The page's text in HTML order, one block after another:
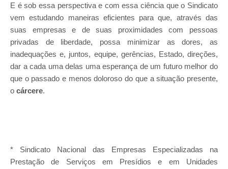
E é sob essa perspectiva e com essa ciência que o Sindicato
vem estudando maneiras eficientes para que, através das
suas empresas e de suas proximidades com pessoas
privadas de liberdade, possa minimizar as dores, as
inadequações e, juntos, equipe, gerências, Estado, direções,
dar a cada uma delas uma esperança de um futuro melhor do
que o passado e menos doloroso do que a situação presente,
o cárcere.
* Sindicato Nacional das Empresas Especializadas na
Prestação de Serviços em Presídios e em Unidades